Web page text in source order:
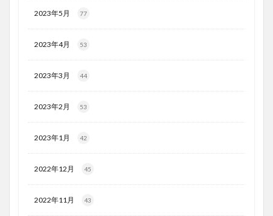
2023年5月 77
2023年4月 53
2023年3月 44
2023年2月 53
2023年1月 42
2022年12月 45
2022年11月 43